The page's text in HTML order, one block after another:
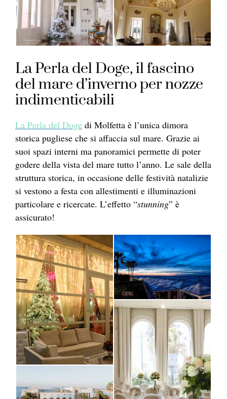
La Perla del Doge, il fascino
del mare d’inverno per nozze
indimenticabili
La Perla del Doge di Molfetta è l’unica dimora
storica pugliese che si affaccia sul mare. Grazie ai
suoi spazi interni ma panoramici permette di poter
godere della vista del mare tutto l’anno. Le sale della
struttura storica, in occasione delle festività natalizie
si vestono a festa con allestimenti e illuminazioni
particolare e ricercate. L’effetto “stunning” è
assicurato!